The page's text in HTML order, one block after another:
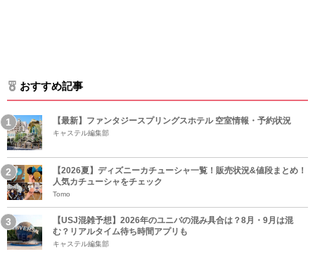
おすすめ記事
【最新】ファンタジースプリングスホテル 空室情報・予約状況
キャステル編集部
【2026夏】ディズニーカチューシャ一覧！販売状況&値段まとめ！
人気カチューシャをチェック
Tomo
【USJ混雑予想】2026年のユニバの混み具合は？8月・9月は混
む？リアルタイム待ち時間アプリも
キャステル編集部